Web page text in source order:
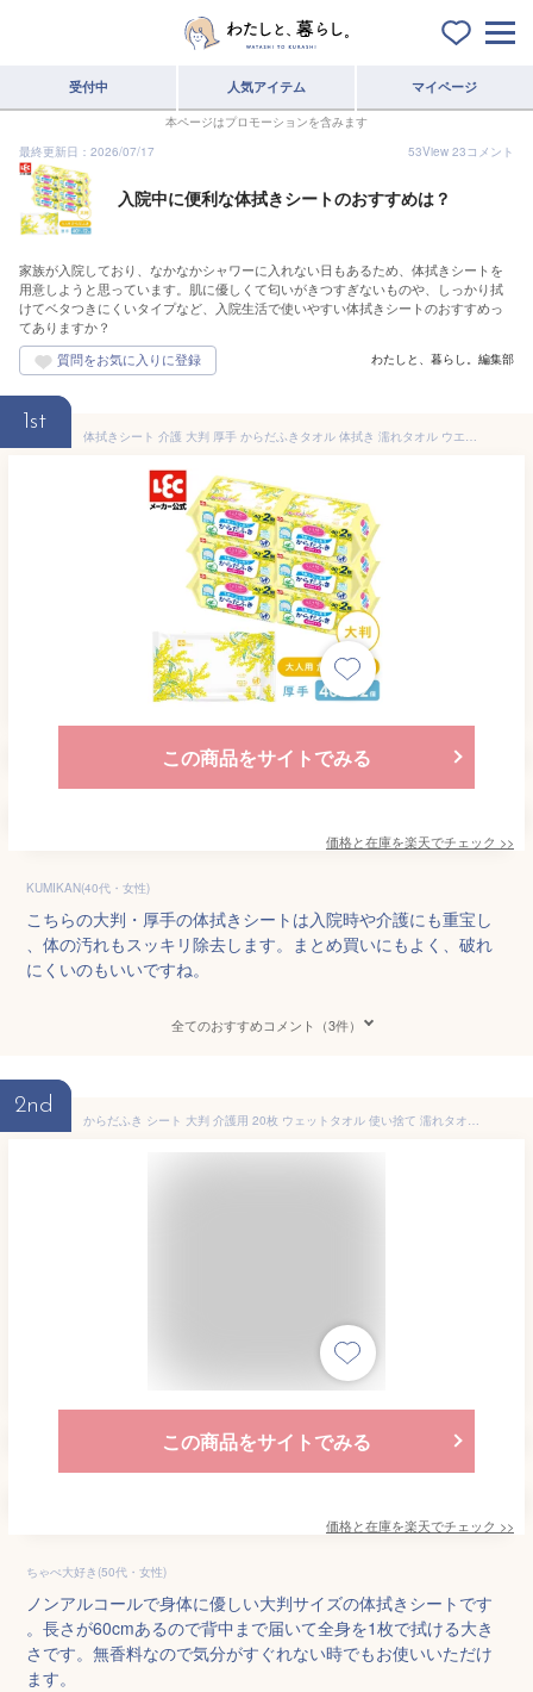
受付中 人気アイテム マイページ
本ページはプロモーションを含みます
最終更新日：2026/07/17
53View 23コメント
入院中に便利な体拭きシートのおすすめは？
家族が入院しており、なかなかシャワーに入れない日もあるため、体拭きシートを
用意しようと思っています。肌に優しくて匂いがきつすぎないものや、しっかり拭
けてベタつきにくいタイプなど、入院生活で使いやすい体拭きシートのおすすめっ
てありますか？
わたしと、暮らし。編集部
1st
体拭きシート 介護 大判 厚手 からだふきタオル 体拭き 濡れタオル ウエットシート お風呂 入浴 介護 看護 大人用 防災グッズ 防災 災害対策 備蓄物資 こころ想い からだふき大判厚手 40枚×2個 6個セット レック ダイレクト lec
この商品をサイトでみる
価格と在庫を楽天でチェック >>
KUMIKAN(40代・女性)
こちらの大判・厚手の体拭きシートは入院時や介護にも重宝し
、体の汚れもスッキリ除去します。まとめ買いにもよく、破れ
にくいのもいいですね。
全てのおすすめコメント（3件）
2nd
からだふき シート 大判 介護用 20枚 ウェットタオル 使い捨て 濡れタオル 体拭きシート 介護 ノンアルコール 無香料 保湿成分配合 ウェットシート ボディ 大人 赤ちゃん 子供 介護用品 防災 アイリスオーヤマ KRD-20 *
この商品をサイトでみる
価格と在庫を楽天でチェック >>
ちゃぺ大好き(50代・女性)
ノンアルコールで身体に優しい大判サイズの体拭きシートです
。長さが60cmあるので背中まで届いて全身を1枚で拭ける大き
さです。無香料なので気分がすぐれない時でもお使いいただけ
ます。